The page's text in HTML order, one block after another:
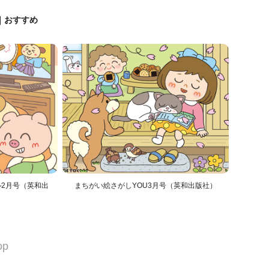
おすすめ
月号（英和出 まちがい絵さがしYOU3月号（英和出版社）